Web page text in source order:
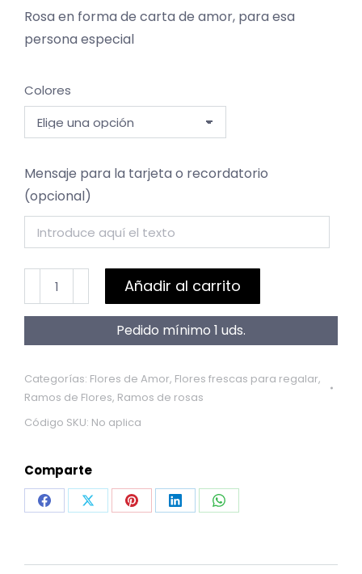
Rosa en forma de carta de amor, para esa
persona especial
Colores
Mensaje para la tarjeta o recordatorio
(opcional)
Carta
de
cantidad
Añadir al carrito
Pedido mínimo 1 uds.
Categorías: Flores de Amor, Flores frescas para regalar,
Ramos de Flores, Ramos de rosas
Código SKU: No aplica
Comparte
Share
Facebook
Share
X
Share
Pinterest
Share
LinkedIn
Share
WhatsApp